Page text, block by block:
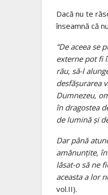
Dacă nu te
înseamnă că
“De aceea
externe pot fi
rău, să-l
desfăşurarea
Dumnezeu,
în dragostea
de lumină şi
Dar până
amănunţite,
lăsat-o să ne
aceasta a lor
vol.II).